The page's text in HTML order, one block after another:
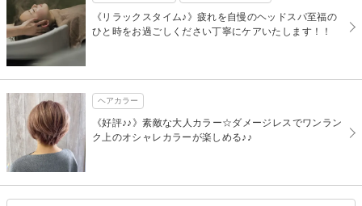
《リラックスタイム♪》疲れを自慢のヘッドスパ至福の
ひと時をお過ごしください丁寧にケアいたします！！
ヘアカラー
《好評♪♪》素敵な大人カラー☆ダメージレスでワンラン
ク上のオシャレカラーが楽しめる♪♪